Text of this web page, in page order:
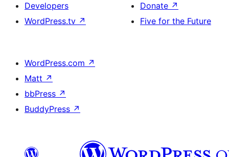
Developers
WordPress.tv ↗
Donate ↗
Five for the Future
WordPress.com ↗
Matt ↗
bbPress ↗
BuddyPress ↗